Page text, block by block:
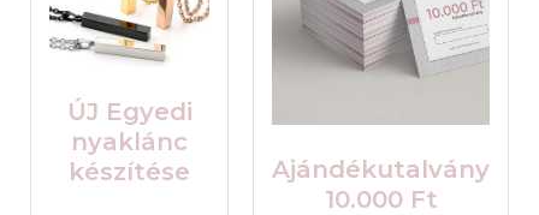
ÚJ Egyedi
nyaklánc
készítése
Ajándékutalvány
10.000 Ft